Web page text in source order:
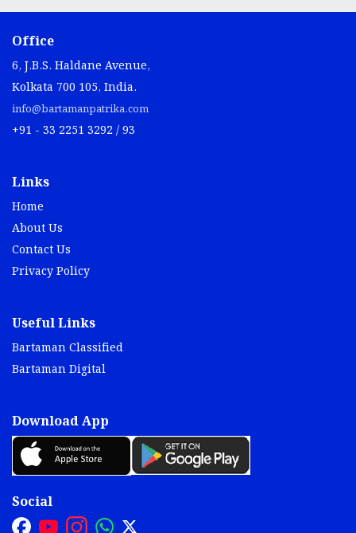
Office
6, J.B.S. Haldane Avenue,
Kolkata 700 105, India.
info@bartamanpatrika.com
+91 - 33 2251 3292 / 93
Links
Home
About Us
Contact Us
Privacy Policy
Useful Links
Bartaman Classified
Bartaman Digital
Download App
Social